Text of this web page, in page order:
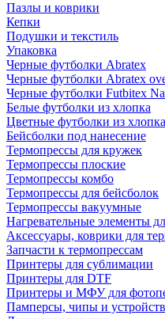
Пазлы и коврики
Кепки
Подушки и текстиль
Упаковка
Черные футболки Abratex
Черные футболки Abratex
Черные футболки Futbitex
Белые футболки из хлопка
Цветные футболки из хлопка
Бейсболки под нанесение
Термопрессы для кружек
Термопрессы плоские
Термопрессы комбо
Термопрессы для бейсболок
Термопрессы вакуумные
Нагревательные элементы
Аксессуары, коврики для
Запчасти к термопрессам
Принтеры для сублимации
Принтеры для DTF
Принтеры и МФУ для
Памперсы, чипы и